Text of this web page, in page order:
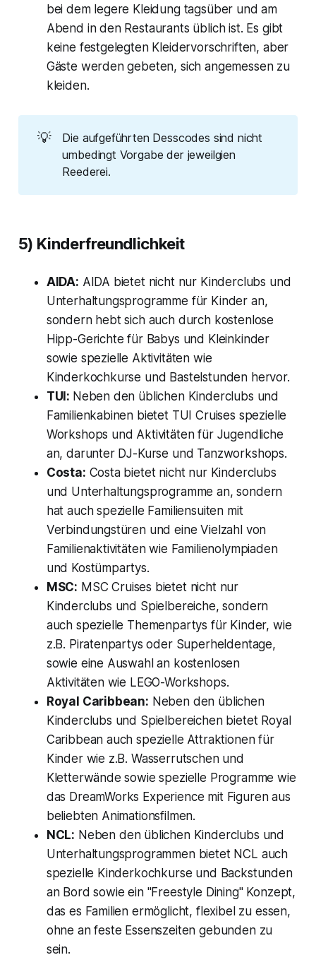
bei dem legere Kleidung tagsüber und am
Abend in den Restaurants üblich ist. Es gibt
keine festgelegten Kleidervorschriften, aber
Gäste werden gebeten, sich angemessen zu
kleiden.
💡
Die aufgeführten Desscodes sind nicht
umbedingt Vorgabe der jeweilgien
Reederei.
5) Kinderfreundlichkeit
AIDA: AIDA bietet nicht nur Kinderclubs und
Unterhaltungsprogramme für Kinder an,
sondern hebt sich auch durch kostenlose
Hipp-Gerichte für Babys und Kleinkinder
sowie spezielle Aktivitäten wie
Kinderkochkurse und Bastelstunden hervor.
TUI: Neben den üblichen Kinderclubs und
Familienkabinen bietet TUI Cruises spezielle
Workshops und Aktivitäten für Jugendliche
an, darunter DJ-Kurse und Tanzworkshops.
Costa: Costa bietet nicht nur Kinderclubs
und Unterhaltungsprogramme an, sondern
hat auch spezielle Familiensuiten mit
Verbindungstüren und eine Vielzahl von
Familienaktivitäten wie Familienolympiaden
und Kostümpartys.
MSC: MSC Cruises bietet nicht nur
Kinderclubs und Spielbereiche, sondern
auch spezielle Themenpartys für Kinder, wie
z.B. Piratenpartys oder Superheldentage,
sowie eine Auswahl an kostenlosen
Aktivitäten wie LEGO-Workshops.
Royal Caribbean: Neben den üblichen
Kinderclubs und Spielbereichen bietet Royal
Caribbean auch spezielle Attraktionen für
Kinder wie z.B. Wasserrutschen und
Kletterwände sowie spezielle Programme wie
das DreamWorks Experience mit Figuren aus
beliebten Animationsfilmen.
NCL: Neben den üblichen Kinderclubs und
Unterhaltungsprogrammen bietet NCL auch
spezielle Kinderkochkurse und Backstunden
an Bord sowie ein "Freestyle Dining" Konzept,
das es Familien ermöglicht, flexibel zu essen,
ohne an feste Essenszeiten gebunden zu
sein.